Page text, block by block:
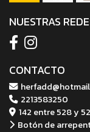
NUESTRAS
CONTACTO
2213583250
142 entre 528 y
Botón de